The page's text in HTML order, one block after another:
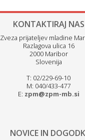
KONTAKTIRAJ NAS
Zveza prijateljev mladine
Razlagova ulica 16
2000 Maribor
Slovenija
T: 02/229-69-10
M: 040/433-477
E: zpm@zpm-mb.si
NOVICE IN